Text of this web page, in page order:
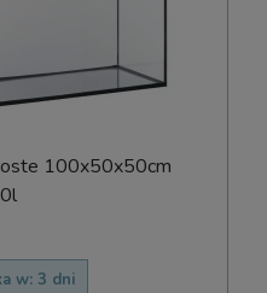
​100x​50x​50cm
w: 3 dni